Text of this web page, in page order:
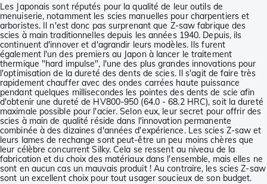
Les Japonais sont réputés pour la qualité de leur outils de
menuiserie, notamment les scies manuelles pour charpentiers et
arboristes. Il n'est donc pas surprenant que Z-saw fabrique des
scies à main traditionnelles depuis les années 1940. Depuis, ils
continuent d'innover et d'agrandir leurs modèles. Ils furent
également l'un des premiers au Japon à lancer le traitement
thermique "hard impulse", l'une des plus grandes innovations pour
l'optimisation de la dureté des dents de scies. Il s'agit de faire très
rapidement chauffer avec des ondes carrées haute puissance
pendant quelques millisecondes les pointes des dents de scie afin
d'obtenir une dureté de HV800-950 (64.0 - 68.2 HRC), soit la dureté
maximale possible pour l'acier. Selon eux, leur secret pour offrir des
scies à main de qualité réside dans l'innovation permanente
combinée à des dizaines d'années d'expérience. Les scies Z-saw et
leurs lames de rechange sont peut-être un peu moins chères que
leur célèbre concurrent Silky. Cela se ressent au niveau de la
fabrication et du choix des matériaux dans l'ensemble, mais elles ne
sont en aucun cas un mauvais produit ! Au contraire, les scies Z-saw
sont un excellent choix pour tout usager soucieux de son budget.